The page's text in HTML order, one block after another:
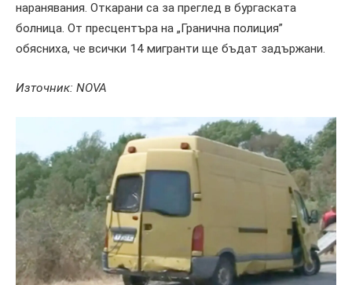
наранявания. Откарани са за преглед в бургаската
болница. От пресцентъра на „Гранична полиция”
обясниха, че всички 14 мигранти ще бъдат задържани.
Източник: NOVA